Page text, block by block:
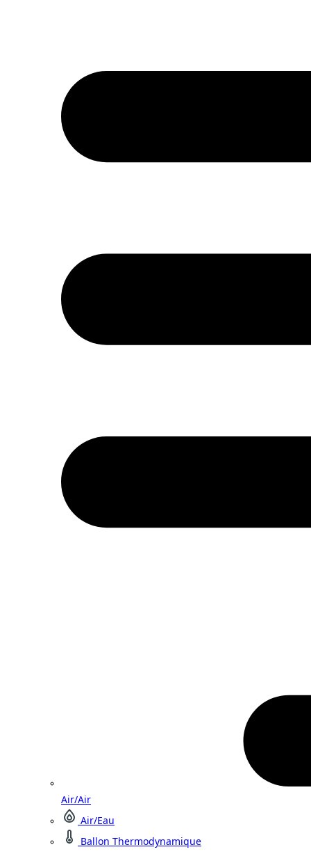
Air/Air
Air/Eau
Ballon Thermodynamique